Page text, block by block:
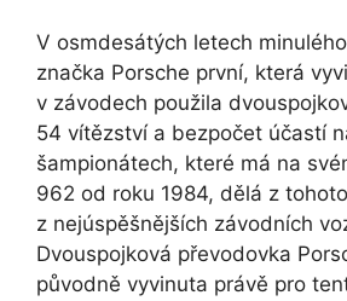
V osmdesátých letech
značka Porsche první, která
v závodech použila
54 vítězství a bezpočet účastí
šampionátech, které má na
962 od roku 1984, dělá z
z nejúspěšnějších závodních
Dvouspojková převodovka
původně vyvinuta právě pro